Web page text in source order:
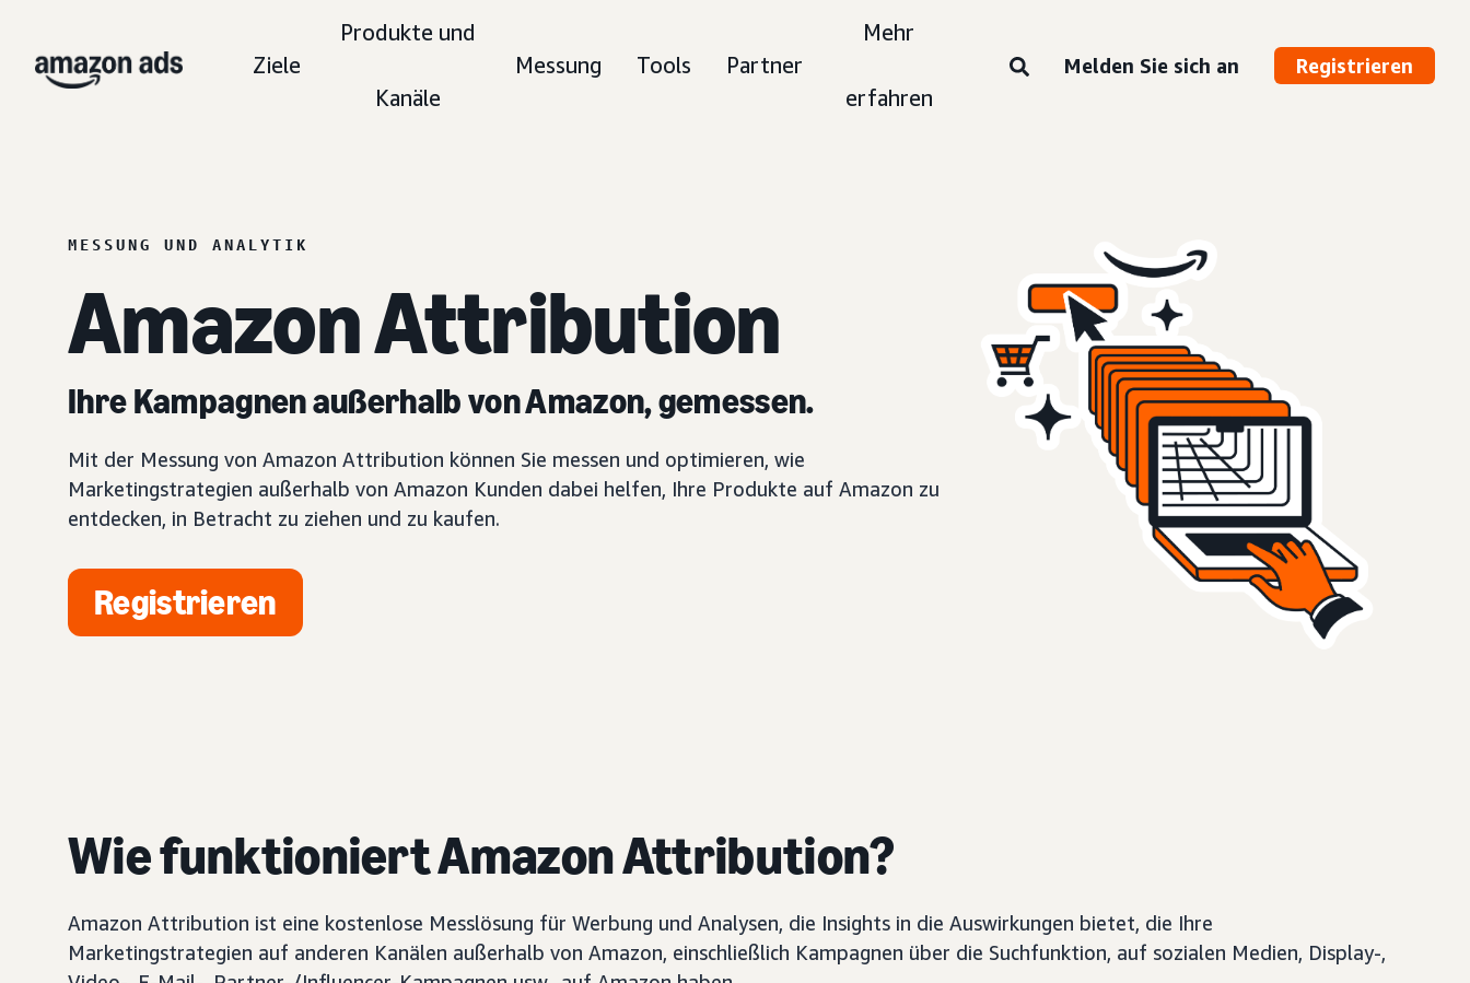
Ziele
Produkte und
Kanäle
Messung Tools Partner
Mehr
erfahren
Melden Sie sich an Registrieren
MESSUNG UND ANALYTIK
Amazon Attribution
Ihre Kampagnen außerhalb von Amazon, gemessen.
Mit der Messung von Amazon Attribution können Sie messen und optimieren, wie
Marketingstrategien außerhalb von Amazon Kunden dabei helfen, Ihre Produkte auf Amazon zu
entdecken, in Betracht zu ziehen und zu kaufen.
Registrieren
Wie funktioniert Amazon Attribution?
Amazon Attribution ist eine kostenlose Messlösung für Werbung und Analysen, die Insights in die Auswirkungen bietet, die Ihre
Marketingstrategien auf anderen Kanälen außerhalb von Amazon, einschließlich Kampagnen über die Suchfunktion, auf sozialen Medien, Display-,